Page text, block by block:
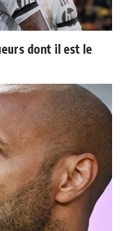
dont il est le